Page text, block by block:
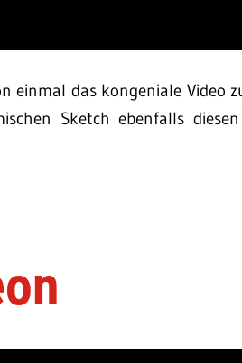
einmal das kongeniale Video
Sketch ebenfalls